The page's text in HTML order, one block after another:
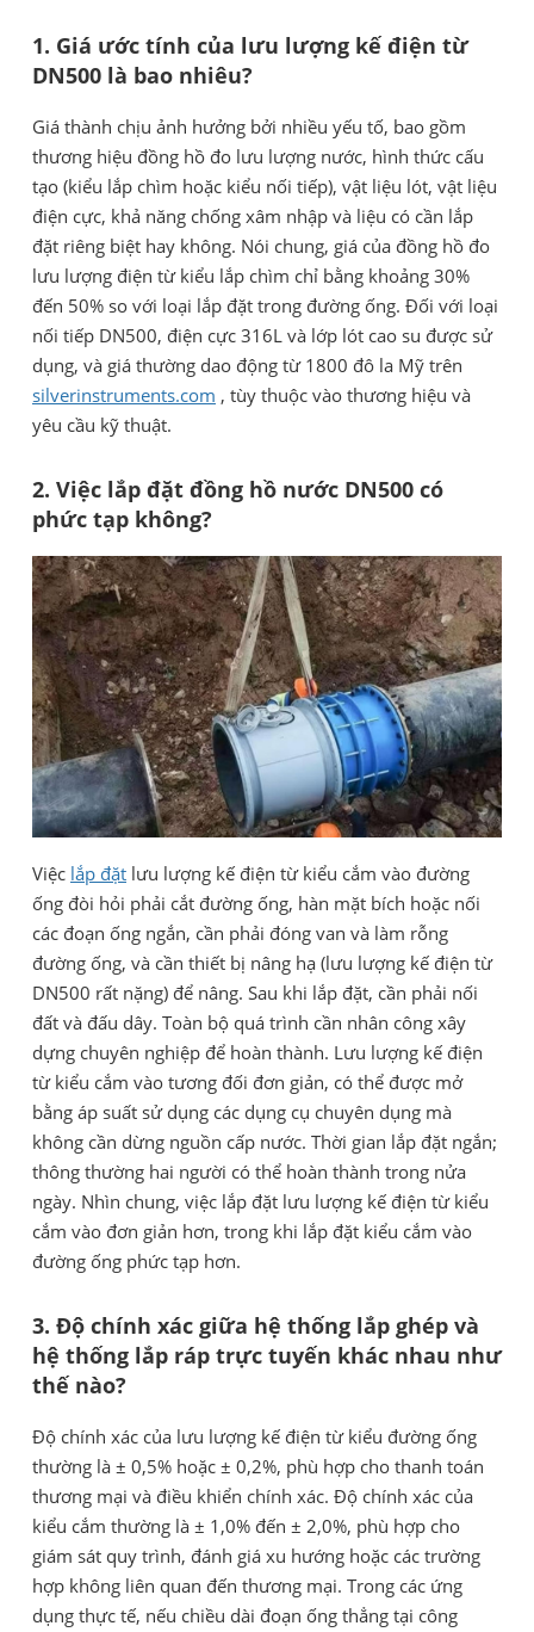
1. Giá ước tính của lưu lượng kế điện từ
DN500 là bao nhiêu?
Giá thành chịu ảnh hưởng bởi nhiều yếu tố, bao gồm
thương hiệu đồng hồ đo lưu lượng nước, hình thức cấu
tạo (kiểu lắp chìm hoặc kiểu nối tiếp), vật liệu lót, vật liệu
điện cực, khả năng chống xâm nhập và liệu có cần lắp
đặt riêng biệt hay không. Nói chung, giá của đồng hồ đo
lưu lượng điện từ kiểu lắp chìm chỉ bằng khoảng 30%
đến 50% so với loại lắp đặt trong đường ống. Đối với loại
nối tiếp DN500, điện cực 316L và lớp lót cao su được sử
dụng, và giá thường dao động từ 1800 đô la Mỹ trên
silverinstruments.com , tùy thuộc vào thương hiệu và
yêu cầu kỹ thuật.
2. Việc lắp đặt đồng hồ nước DN500 có
phức tạp không?
Việc lắp đặt lưu lượng kế điện từ kiểu cắm vào đường
ống đòi hỏi phải cắt đường ống, hàn mặt bích hoặc nối
các đoạn ống ngắn, cần phải đóng van và làm rỗng
đường ống, và cần thiết bị nâng hạ (lưu lượng kế điện từ
DN500 rất nặng) để nâng. Sau khi lắp đặt, cần phải nối
đất và đấu dây. Toàn bộ quá trình cần nhân công xây
dựng chuyên nghiệp để hoàn thành. Lưu lượng kế điện
từ kiểu cắm vào tương đối đơn giản, có thể được mở
bằng áp suất sử dụng các dụng cụ chuyên dụng mà
không cần dừng nguồn cấp nước. Thời gian lắp đặt ngắn;
thông thường hai người có thể hoàn thành trong nửa
ngày. Nhìn chung, việc lắp đặt lưu lượng kế điện từ kiểu
cắm vào đơn giản hơn, trong khi lắp đặt kiểu cắm vào
đường ống phức tạp hơn.
3. Độ chính xác giữa hệ thống lắp ghép và
hệ thống lắp ráp trực tuyến khác nhau như
thế nào?
Độ chính xác của lưu lượng kế điện từ kiểu đường ống
thường là ± 0,5% hoặc ± 0,2%, phù hợp cho thanh toán
thương mại và điều khiển chính xác. Độ chính xác của
kiểu cắm thường là ± 1,0% đến ± 2,0%, phù hợp cho
giám sát quy trình, đánh giá xu hướng hoặc các trường
hợp không liên quan đến thương mại. Trong các ứng
dụng thực tế, nếu chiều dài đoạn ống thẳng tại công